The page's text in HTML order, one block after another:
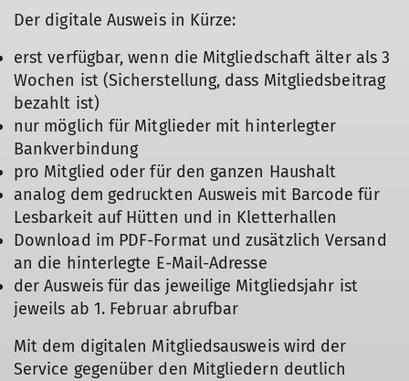
Der digitale Ausweis in Kürze:
erst verfügbar, wenn die Mitgliedschaft älter als 3
Wochen ist (Sicherstellung, dass Mitgliedsbeitrag
bezahlt ist)
nur möglich für Mitglieder mit hinterlegter
Bankverbindung
pro Mitglied oder für den ganzen Haushalt
analog dem gedruckten Ausweis mit Barcode für
Lesbarkeit auf Hütten und in Kletterhallen
Download im PDF-Format und zusätzlich Versand
an die hinterlegte E-Mail-Adresse
der Ausweis für das jeweilige Mitgliedsjahr ist
jeweils ab 1. Februar abrufbar
Mit dem digitalen Mitgliedsausweis wird der
Service gegenüber den Mitgliedern deutlich